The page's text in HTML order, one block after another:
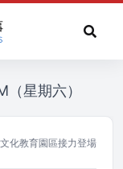
星期六）
化教育園區接力登場